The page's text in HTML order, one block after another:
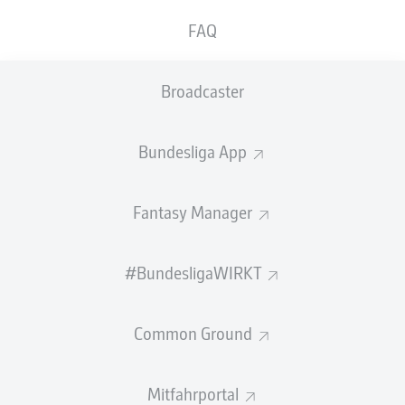
FAQ
Broadcaster
Bundesliga App
Fantasy Manager
#BundesligaWIRKT
Common Ground
Mitfahrportal
Das Gesundheitsamt der Stadt Leipzig hat entschieden,
Donnerstagabend auf ihrem offiziellen Twitter-Kanal
ENTSCHEIDUNG UM DIE MEISTERSCHAFT?